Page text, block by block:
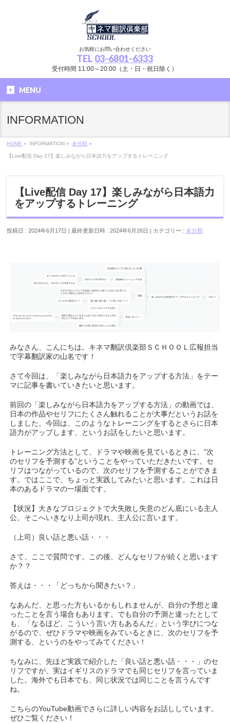
お気軽にお問い合わせください
TEL 03-6801-6333
受付時間 11:00～20:00（土・日・祝日除く）
MENU
INFORMATION
HOME » INFORMATION » 未分類 »
【Live配信 Day 17】楽しみながら日本語力をアップするトレーニング
【Live配信 Day 17】楽しみながら日本語力
をアップするトレーニング
投稿日 : 2024年6月17日 最終更新日時 : 2024年6月26日 カテゴリー : 未分類
みなさん、こんにちは。キネマ翻訳倶楽部ＳＣＨＯＯＬ広報担当
で字幕翻訳家の山名です！
さて今回は、「楽しみながら日本語力をアップする方法」をテー
マに記事を書いていきたいと思います。
前回の「楽しみながら日本語力をアップする方法」の動画では、
日本の作品やセリフにたくさん触れることが大事だというお話を
しました。今回は、このようなトレーニングをするとさらに日本
語力がアップします、というお話をしたいと思います。
トレーニング方法として、ドラマや映画を見ているときに、”次
のセリフを予測する”ということをやっていただきたいです。セ
リフはつながっているので、次のセリフを予測することができま
す。ではここで、ちょっと実践してみたいと思います。これは日
本のあるドラマの一場面です。
【状況】大きなプロジェクトで大失敗し失意のどん底にいる主人
公。そこへいきなり上司が現れ、主人公に言います。
（上司）良い話と悪い話・・・
さて、ここで質問です。この後、どんなセリフが続くと思います
か？？
答えは・・・「どっちから聞きたい？」
なあんだ、と思った方もいるかもしれませんが、自分の予想と違
ったことを言う場合もあります。でも自分の予測と違ったとして
も、「なるほど、こういう言い方もあるんだ」という学びにつな
がるので、ぜひドラマや映画をみているときに、次のセリフを予
測する、というのをやってみてください！
ちなみに、先ほど実践で紹介した「良い話と悪い話・・・」のセ
リフですが、実はイギリスのドラマでも同じセリフを言っていま
した。海外でも日本でも、同じ状況では同じことを言うんです
ね。
こちらのYouTube動画でさらに詳しい内容をお話ししています。
ぜひご覧ください！